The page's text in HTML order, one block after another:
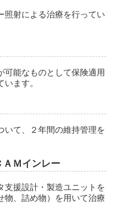
照射による治療を行ってい
可能なものとして保険適用
ます。
いて、２年間の維持管理を
ＡＭインレー
支援設計・製造ユニットを
物、詰め物）を用いて治療